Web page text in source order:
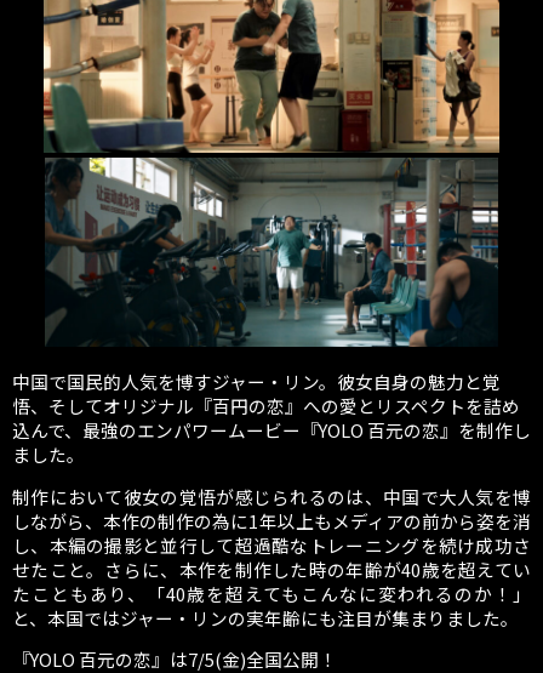
中国で国民的人気を博すジャー・リン。彼女自身の魅力と覚
悟、そしてオリジナル『百円の恋』への愛とリスペクトを詰め
込んで、最強のエンパワームービー『YOLO 百元の恋』を制作し
ました。
制作において彼女の覚悟が感じられるのは、中国で大人気を博
しながら、本作の制作の為に1年以上もメディアの前から姿を消
し、本編の撮影と並行して超過酷なトレーニングを続け成功さ
せたこと。さらに、本作を制作した時の年齢が40歳を超えてい
たこともあり、「40歳を超えてもこんなに変われるのか！」
と、本国ではジャー・リンの実年齢にも注目が集まりました。
『YOLO 百元の恋』は7/5(金)全国公開！